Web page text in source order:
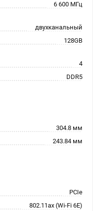
6 600 МГц
двухканальный
128GB
4
DDR5
304.8 мм
243.84 мм
PCIe
802.11ax (Wi-Fi 6E)